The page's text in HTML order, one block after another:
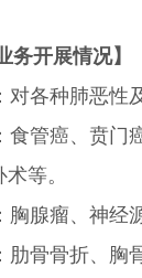
务开展情况】
种肺恶性及
癌、贲门癌
等。
瘤、神经源
骨折、胸骨